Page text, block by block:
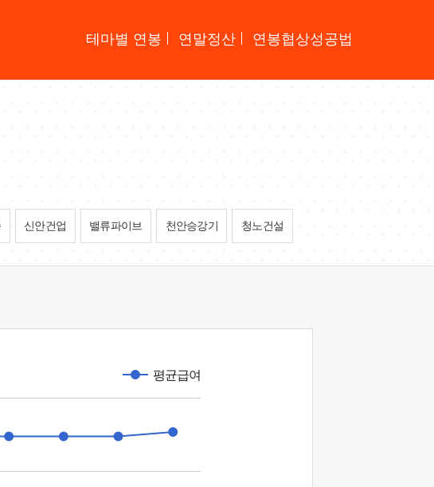
테마별 연봉 연말정산 연봉협상성공법
신안건업 밸류파이브 천안승강기 청노건설
평균급여